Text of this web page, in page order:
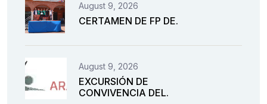
August 9, 2026
CERTAMEN DE FP DE.
August 9, 2026
EXCURSIÓN DE
CONVIVENCIA DEL.